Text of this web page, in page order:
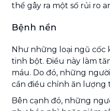
thể gây ra một số rủi ro
Bệnh nền
Như những loại ngũ cốc
tinh bột. Điều này làm
máu. Do đó, những
cần điều chỉnh ăn lượng
Bên cạnh đó, những